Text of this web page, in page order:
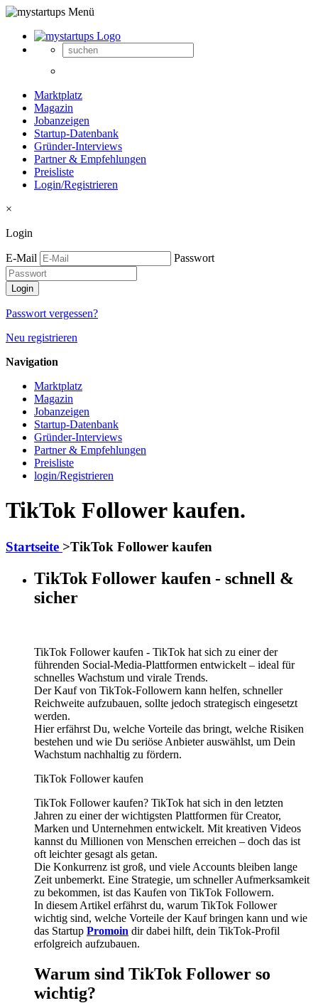
Marktplatz
Magazin
Jobanzeigen
Startup-Datenbank
Gründer-Interviews
Partner & Empfehlungen
Preisliste
Login/Registrieren
×
Login
E-Mail Passwort
Passwort vergessen?
Neu registrieren
Navigation
Marktplatz
Magazin
Jobanzeigen
Startup-Datenbank
Gründer-Interviews
Partner & Empfehlungen
Preisliste
login/Registrieren
TikTok Follower kaufen.
Startseite >TikTok Follower kaufen
TikTok Follower kaufen - schnell &
sicher
TikTok Follower kaufen - TikTok hat sich zu einer der
führenden Social-Media-Plattformen entwickelt – ideal für
schnelles Wachstum und virale Trends.
Der Kauf von TikTok-Followern kann helfen, schneller
Reichweite aufzubauen, sollte jedoch strategisch eingesetzt
werden.
Hier erfährst Du, welche Vorteile das bringt, welche Risiken
bestehen und wie Du seriöse Anbieter auswählst, um Dein
Wachstum nachhaltig zu fördern.
TikTok Follower kaufen
TikTok Follower kaufen? TikTok hat sich in den letzten
Jahren zu einer der wichtigsten Plattformen für Creator,
Marken und Unternehmen entwickelt. Mit kreativen Videos
kannst du Millionen von Menschen erreichen – doch das ist
oft leichter gesagt als getan.
Die Konkurrenz ist groß, und viele Accounts bleiben lange
Zeit unbemerkt. Eine Strategie, um schneller Aufmerksamkeit
zu bekommen, ist das Kaufen von TikTok Followern.
In diesem Artikel erfährst du, warum TikTok Follower
wichtig sind, welche Vorteile der Kauf bringen kann und wie
das Startup Promoin dir dabei hilft, dein TikTok-Profil
erfolgreich aufzubauen.
Warum sind TikTok Follower so
wichtig?